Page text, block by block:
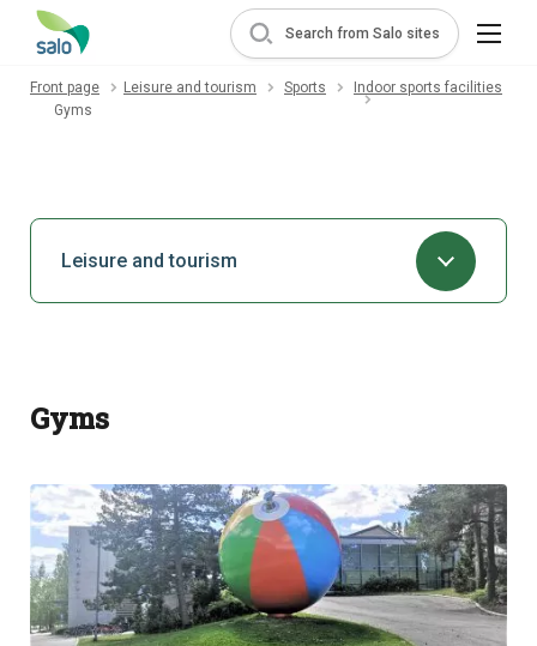
Search from Salo sites
Front page Leisure and tourism Sports
Indoor sports facilities
Gyms
Leisure and tourism
Gyms